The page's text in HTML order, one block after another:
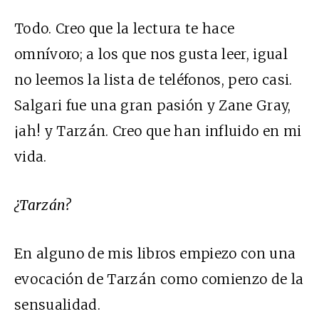
Todo. Creo que la lectura te hace
omnívoro; a los que nos gusta leer, igual
no leemos la lista de teléfonos, pero casi.
Salgari fue una gran pasión y Zane Gray,
¡ah! y Tarzán. Creo que han influido en mi
vida.
¿Tarzán?
En alguno de mis libros empiezo con una
evocación de Tarzán como comienzo de la
sensualidad.